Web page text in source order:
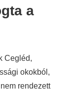
a
Cegléd,
okokból,
rendezett